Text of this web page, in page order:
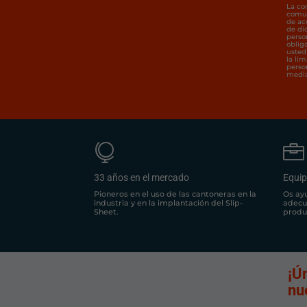
La
de
de
la

33 años en el mercado
Pioneros en el uso de las cantoneras en la
industria y en la implantación del Slip-
Sheet.

Os